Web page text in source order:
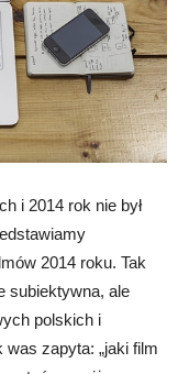
i 2014 rok nie był
2014 roku. Tak
subiektywna, ale
polskich i
zapyta: „jaki film